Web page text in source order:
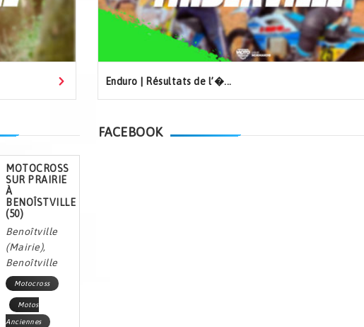
Enduro | Résultats de l’�...
MOTOCROSS
SUR PRAIRIE
À
BENOÎSTVILLE
(50)
Benoîtville
(Mairie),
Benoîtville
Motocross
Motos
Anciennes
FACEBOOK